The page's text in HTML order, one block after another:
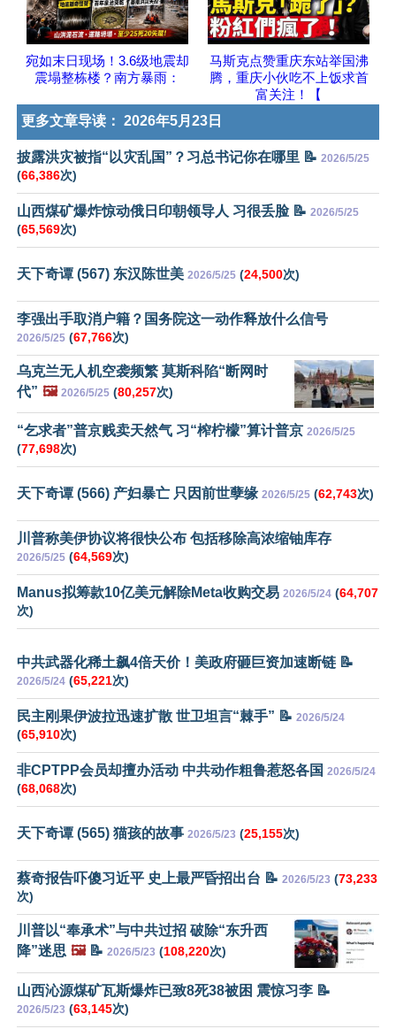
宛如末日现场！3.6级地震却
震塌整栋楼？南方暴雨：
马斯克点赞重庆东站举国沸
腾，重庆小伙吃不上饭求首
富关注！【
更多文章导读： 2026年5月23日
披露洪灾被指“以灾乱国”？习总书记你在哪里 📝 2026/5/25
(66,386次)
山西煤矿爆炸惊动俄日印朝领导人 习很丢脸 📝 2026/5/25
(65,569次)
天下奇谭 (567) 东汉陈世美 2026/5/25 (24,500次)
李强出手取消户籍？国务院这一动作释放什么信号
2026/5/25 (67,766次)
乌克兰无人机空袭频繁 莫斯科陷“断网时
代” 🖼️ 2026/5/25 (80,257次)
“乞求者”普京贱卖天然气 习“榨柠檬”算计普京 2026/5/25
(77,698次)
天下奇谭 (566) 产妇暴亡 只因前世孽缘 2026/5/25 (62,743次)
川普称美伊协议将很快公布 包括移除高浓缩铀库存
2026/5/25 (64,569次)
Manus拟筹款10亿美元解除Meta收购交易 2026/5/24 (64,707
次)
中共武器化稀土飙4倍天价！美政府砸巨资加速断链 📝
2026/5/24 (65,221次)
民主刚果伊波拉迅速扩散 世卫坦言“棘手” 📝 2026/5/24
(65,910次)
非CPTPP会员却擅办活动 中共动作粗鲁惹怒各国 2026/5/24
(68,068次)
天下奇谭 (565) 猫孩的故事 2026/5/23 (25,155次)
蔡奇报告吓傻习近平 史上最严昏招出台 📝 2026/5/23 (73,233
次)
川普以“奉承术”与中共过招 破除“东升西
降”迷思 🖼️📝 2026/5/23 (108,220次)
山西沁源煤矿瓦斯爆炸已致8死38被困 震惊习李 📝
2026/5/23 (63,145次)